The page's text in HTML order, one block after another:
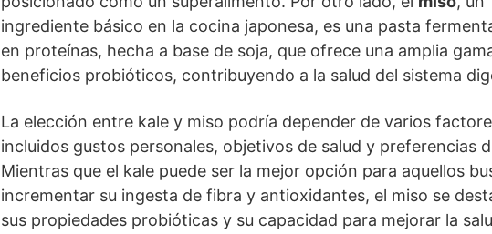
ingrediente básico en la cocina japonesa, es una pasta
en proteínas, hecha a base de soja, que ofrece una amplia
beneficios probióticos, contribuyendo a la salud del sistema
La elección entre kale y miso podría depender de varios
incluidos gustos personales, objetivos de salud y preferencias
Mientras que el kale puede ser la mejor opción para aquellos
incrementar su ingesta de fibra y antioxidantes, el miso se
sus propiedades probióticas y su capacidad para mejorar la